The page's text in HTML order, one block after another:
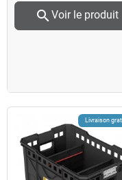
search Voir le produit
Livraison